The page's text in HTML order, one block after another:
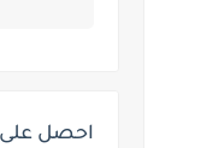
احصل على